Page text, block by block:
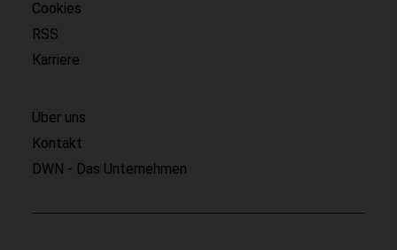
Cookies
RSS
Karriere
Über uns
Kontakt
DWN - Das Unternehmen